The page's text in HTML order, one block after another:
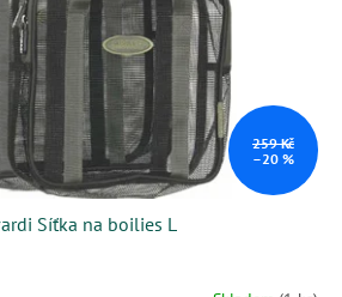
259 Kč
–20 %
Síťka na boilies L